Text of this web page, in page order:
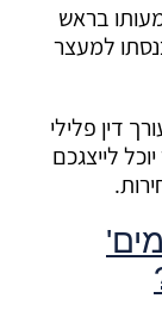
בראש
למעצר
דין פלילי
לייצגכם